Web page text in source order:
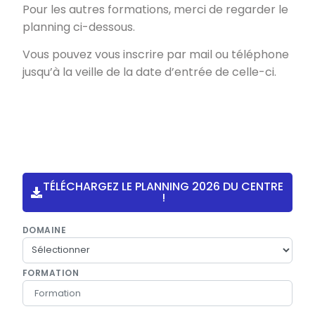
Pour les autres formations, merci de regarder le
planning ci-dessous.
Vous pouvez vous inscrire par mail ou téléphone
jusqu’à la veille de la date d’entrée de celle-ci.
TÉLÉCHARGEZ LE PLANNING 2026 DU CENTRE
!
DOMAINE
FORMATION